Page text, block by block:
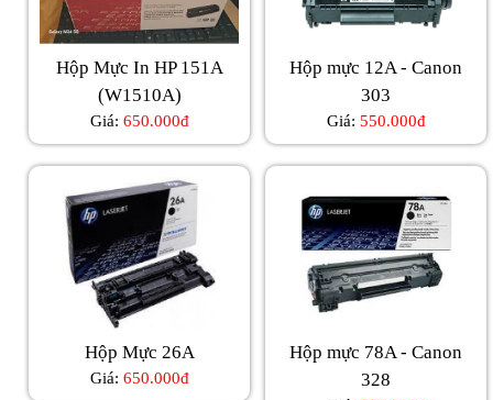
Hộp Mực In HP 151A
(W1510A)
Giá: 650.000đ
Hộp mực 12A - Canon
303
Giá: 550.000đ
Hộp Mực 26A
Giá: 650.000đ
Hộp mực 78A - Canon
328